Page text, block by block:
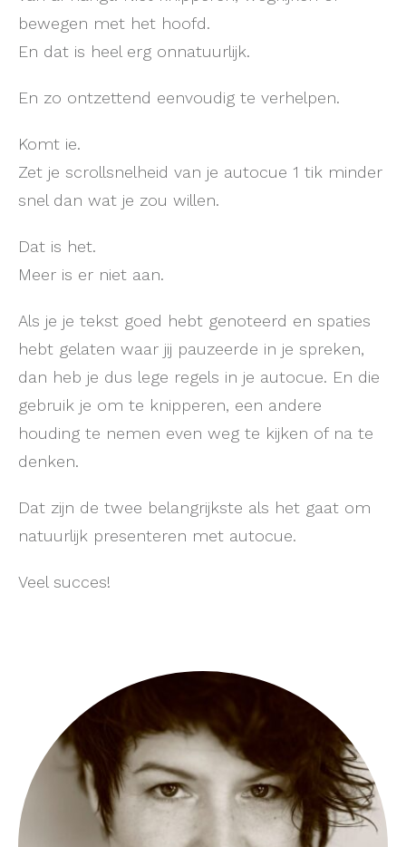
bewegen met het hoofd.
En dat is heel erg onnatuurlijk.
En zo ontzettend eenvoudig te verhelpen.
Komt ie.
Zet je scrollsnelheid van je autocue 1 tik minder
snel dan wat je zou willen.
Dat is het.
Meer is er niet aan.
Als je je tekst goed hebt genoteerd en spaties
hebt gelaten waar jij pauzeerde in je spreken,
dan heb je dus lege regels in je autocue. En die
gebruik je om te knipperen, een andere
houding te nemen even weg te kijken of na te
denken.
Dat zijn de twee belangrijkste als het gaat om
natuurlijk presenteren met autocue.
Veel succes!